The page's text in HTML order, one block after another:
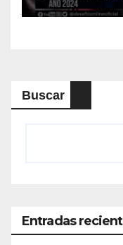
Buscar
Entradas